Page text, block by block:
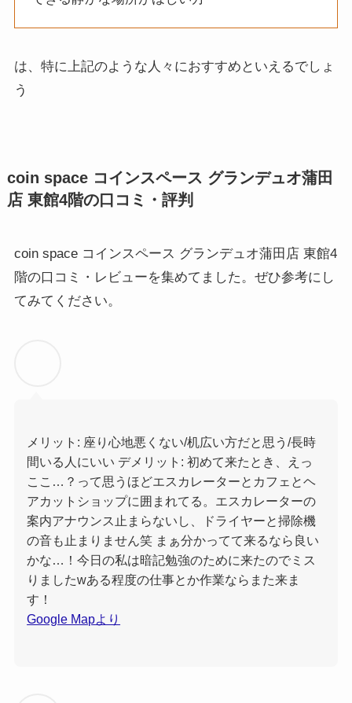
は、特に上記のような人々におすすめといえるでしょ
う
coin space コインスペース グランデュオ蒲田
店 東館4階の口コミ・評判
coin space コインスペース グランデュオ蒲田店 東館4
階の口コミ・レビューを集めてました。ぜひ参考にし
てみてください。
メリット: 座り心地悪くない/机広い方だと思う/長時
間いる人にいい デメリット: 初めて来たとき、えっ
ここ…？って思うほどエスカレーターとカフェとヘ
アカットショップに囲まれてる。エスカレーターの
案内アナウンス止まらないし、ドライヤーと掃除機
の音も止まりません笑 まぁ分かってて来るなら良い
かな…！今日の私は暗記勉強のために来たのでミス
りましたwある程度の仕事とか作業ならまた来ま
す！
Google Mapより